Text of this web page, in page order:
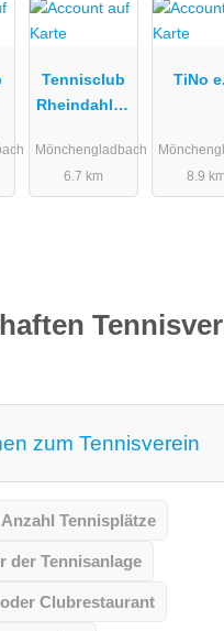
Tennisclub
Rheindahlen
Mönchengladbach
6.7 km
TiNo
8.9 km
zum Tennisverein
Anzahl Tennisplätze
der Tennisanlage
Clubrestaurant